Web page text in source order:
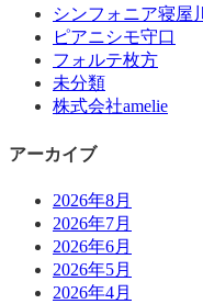
シンフォニア寝屋川
ピアニシモ守口
フォルテ枚方
未分類
株式会社amelie
アーカイブ
2026年8月
2026年7月
2026年6月
2026年5月
2026年4月